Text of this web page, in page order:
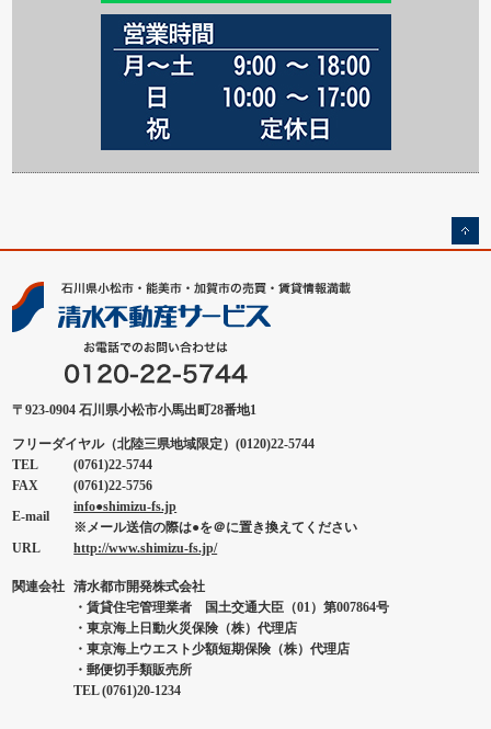
〒923-0904 石川県小松市小馬出町28番地1
フリーダイヤル（北陸三県地域限定）(0120)22-5744
TEL
(0761)22-5744
FAX
(0761)22-5756
E-mail
info●shimizu-fs.jp
※メール送信の際は●を＠に置き換えてください
URL
http://www.shimizu-fs.jp/
関連会社 清水都市開発株式会社
・賃貸住宅管理業者 国土交通大臣（01）第007864号
・東京海上日動火災保険（株）代理店
・東京海上ウエスト少額短期保険（株）代理店
・郵便切手類販売所
TEL (0761)20-1234